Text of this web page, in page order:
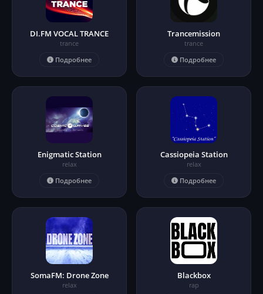
DI.FM VOCAL TRANCE
trance
Подробнее
Trancemission
trance
Подробнее
Enigmatic Station
relax
Подробнее
Cassiopeia Station
relax
Подробнее
SomaFM: Drone Zone
relax
Blackbox
rap